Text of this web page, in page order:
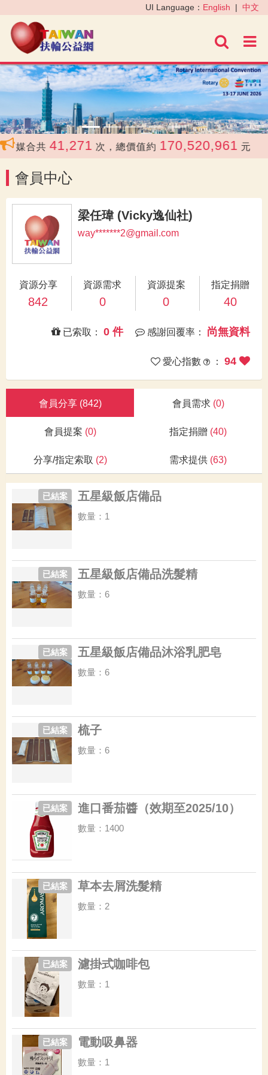
進階
UI Language： English | 中文
‹ ›
合共 41,271 次，總價值約 170,520,961 元
會員中心
梁任瑋 (Vicky逸仙社)
way*******2@gmail.com
資源分享
842
資源需求
0
資源提案
0
指定捐贈
40
感謝回覆率： 尚無資料
已索取： 0 件
愛心指數 ： 94
會員分享 (842) 會員需求 (0)
會員提案 (0) 指定捐贈 (40)
分享/指定索取 (2) 需求提供 (63)
五星級飯店備品
已結案
數量：1
五星級飯店備品洗髮精
已結案
數量：6
五星級飯店備品沐浴乳肥皂
已結案
數量：6
梳子
已結案
數量：6
進口番茄醬（效期至2025/10）
已結案
數量：1400
草本去屑洗髮精
已結案
數量：2
濾掛式咖啡包
已結案
數量：1
電動吸鼻器
已結案
數量：1